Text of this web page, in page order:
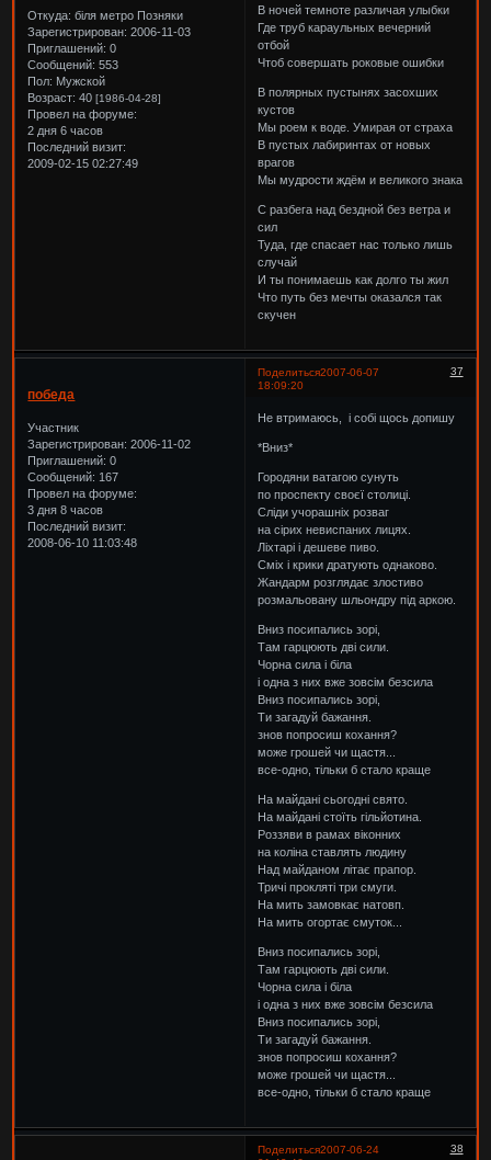
Откуда: біля метро Позняки
Зарегистрирован: 2006-11-03
Приглашений: 0
Сообщений: 553
Пол: Мужской
Возраст: 40[1986-04-28]
Провел на форуме:
2 дня 6 часов
Последний визит:
2009-02-15 02:27:49
В ночей темноте различая улыбки
Где труб караульных вечерний
отбой
Чтоб совершать роковые ошибки
В полярных пустынях засохших
кустов
Мы роем к воде. Умирая от страха
В пустых лабиринтах от новых
врагов
Мы мудрости ждём и великого знака
С разбега над бездной без ветра и
сил
Туда, где спасает нас только лишь
случай
И ты понимаешь как долго ты жил
Что путь без мечты оказался так
скучен
Поделиться 37
2007-06-07
18:09:20
победа
Участник
Зарегистрирован: 2006-11-02
Приглашений: 0
Сообщений: 167
Провел на форуме:
3 дня 8 часов
Последний визит:
2008-06-10 11:03:48
Не втримаюсь, і собі щось допишу
*Вниз*
Городяни ватагою сунуть
по проспекту своєї столиці.
Сліди учорашніх розваг
на сірих невиспаних лицях.
Ліхтарі і дешеве пиво.
Сміх і крики дратують однаково.
Жандарм розглядає злостиво
розмальовану шльондру під аркою.
Вниз посипались зорі,
Там гарцюють дві сили.
Чорна сила і біла
і одна з них вже зовсім безсила
Вниз посипались зорі,
Ти загадуй бажання.
знов попросиш кохання?
може грошей чи щастя...
все-одно, тільки б стало краще
На майдані сьогодні свято.
На майдані стоїть гільйотина.
Роззяви в рамах віконних
на коліна ставлять людину
Над майданом літає прапор.
Тричі прокляті три смуги.
На мить замовкає натовп.
На мить огортає смуток...
Вниз посипались зорі,
Там гарцюють дві сили.
Чорна сила і біла
і одна з них вже зовсім безсила
Вниз посипались зорі,
Ти загадуй бажання.
знов попросиш кохання?
може грошей чи щастя...
все-одно, тільки б стало краще
Поделиться 38
2007-06-24